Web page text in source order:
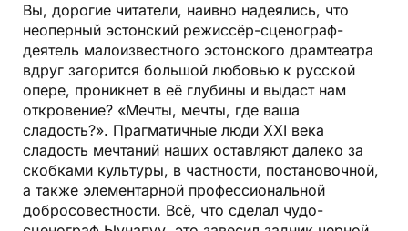
Вы, дорогие читатели, наивно надеялись, что
неоперный эстонский режиссёр-сценограф-
деятель малоизвестного эстонского драмтеатра
вдруг загорится большой любовью к русской
опере, проникнет в её глубины и выдаст нам
откровение? «Мечты, мечты, где ваша
сладость?». Прагматичные люди XXI века
сладость мечтаний наших оставляют далеко за
скобками культуры, в частности, постановочной,
а также элементарной профессиональной
добросовестности. Всё, что сделал чудо-